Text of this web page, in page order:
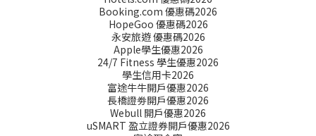
Booking.com 優惠碼2026
HopeGoo 優惠碼2026
永安旅遊 優惠碼2026
Apple學生優惠2026
24/7 Fitness 學生優惠2026
學生信用卡2026
富途牛牛開戶優惠2026
長橋證劵開戶優惠2026
Webull 開戶優惠2026
uSMART 盈立證券開戶優惠2026